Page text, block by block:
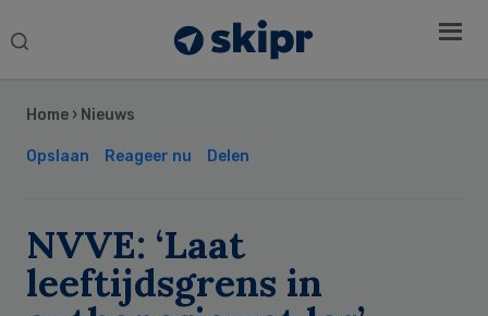
Search
Home › Nieuws
Opslaan Reageer nu Delen
NVVE: ‘Laat
leeftijdsgrens in
Sidebar